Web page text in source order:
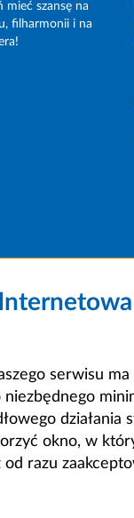
szansę na
filharmonii i na
serwisu
okno, w
razu